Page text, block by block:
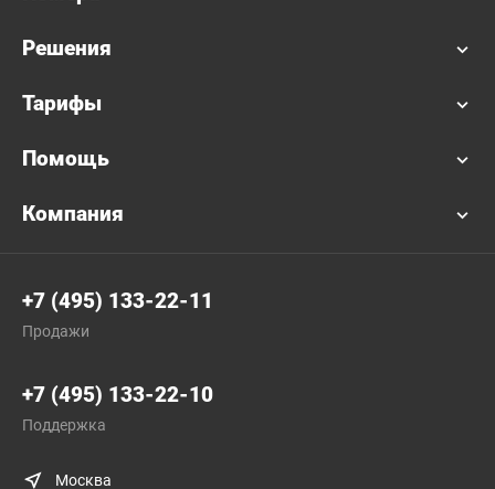
Решения
Тарифы
Помощь
Компания
+7 (495) 133-22-11
Продажи
+7 (495) 133-22-10
Поддержка
Москва